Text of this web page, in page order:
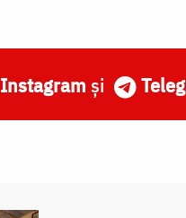
Instagram și